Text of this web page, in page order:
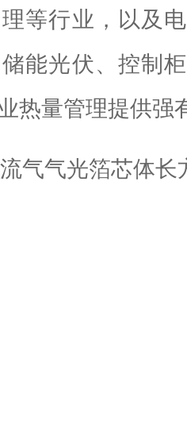
等行业，以及
能光伏、控制
热量管理提供强